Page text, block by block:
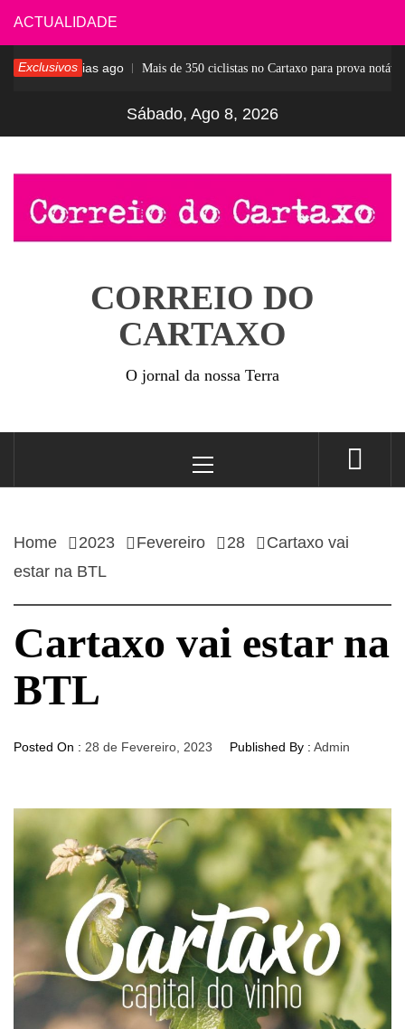
Skip
to
content
ACTUALIDADE
Exclusivos6 dias ago Mais de 350 ciclistas no Cartaxo para prova notável
Sábado, Ago 8, 2026
CORREIO DO
CARTAXO
O jornal da nossa Terra
Menu
Home 2023 Fevereiro 28
Cartaxo vai
estar na BTL
Cartaxo vai estar na
BTL
Posted On : 28 de Fevereiro, 2023 Published By : Admin